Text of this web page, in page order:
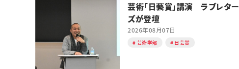
芸術「日藝賞」講演 ラブレター
ズが登壇
2026年08月07日
芸術学部 日芸賞